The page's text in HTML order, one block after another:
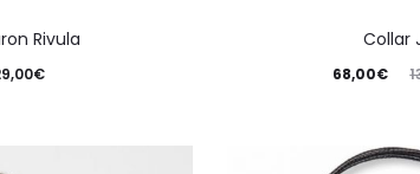
Rivula
€
Collar
68,00€